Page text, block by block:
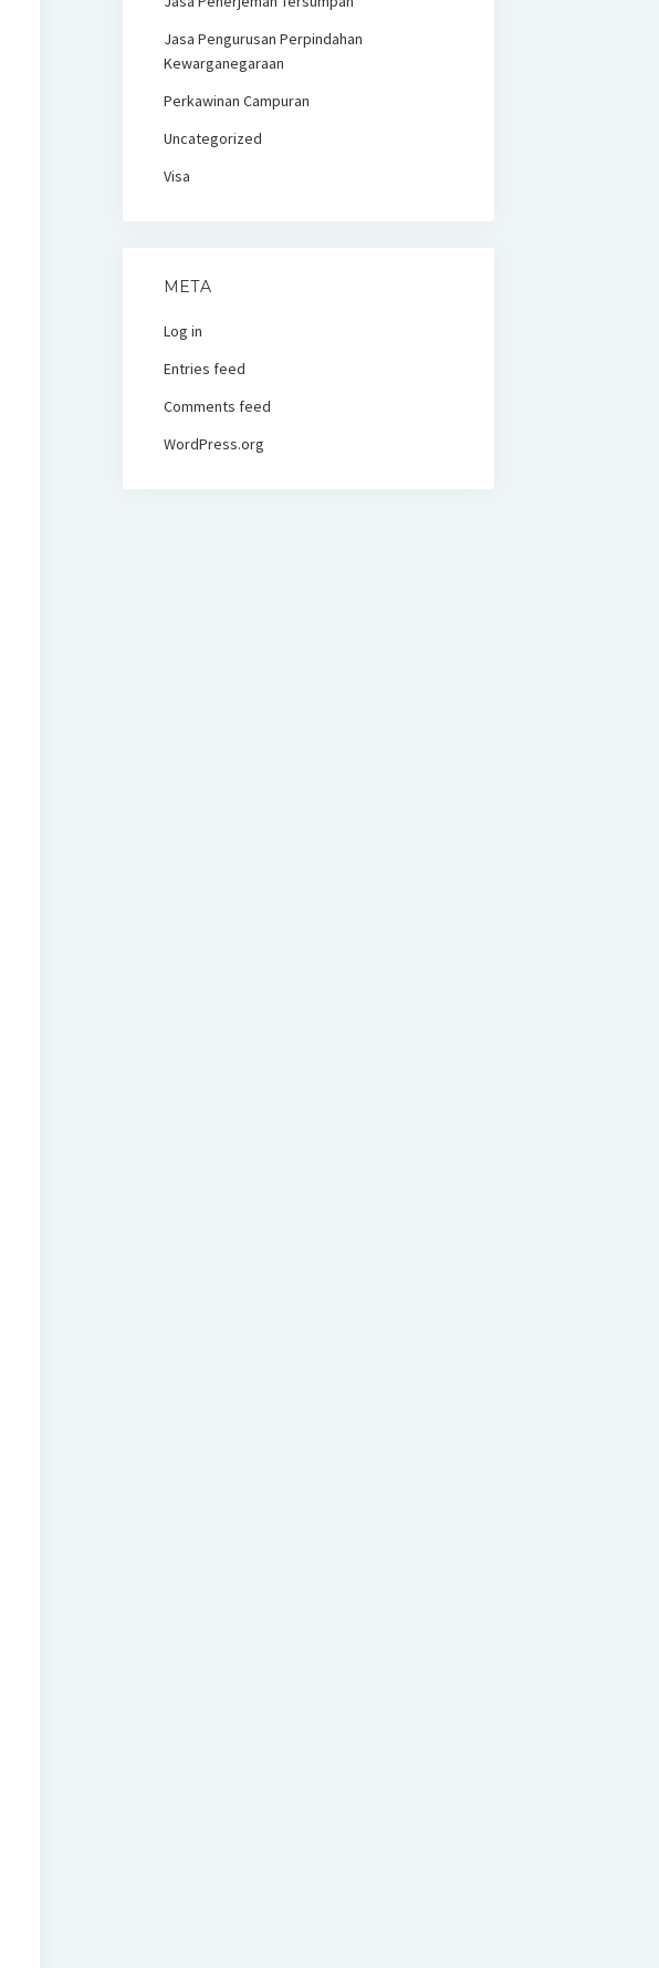
Jasa Pengurusan Perpindahan
Kewarganegaraan
Perkawinan Campuran
Uncategorized
Visa
META
Log in
Entries feed
Comments feed
WordPress.org